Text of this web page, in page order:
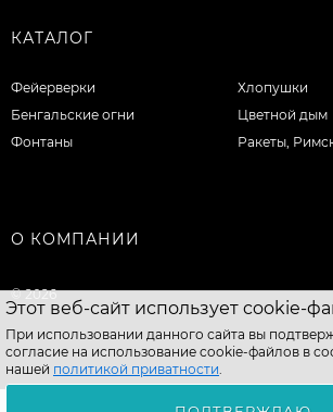
Этот веб-сайт использует cookie-
При использовании данного сайта вы
согласие на использование cookie-файлов в
нашей политикой приватности.
КАТАЛОГ
Фейерверки
Бенгальские огни
Фонтаны
Хлопушки
Цветной дым
Ракеты,
О КОМПАНИИ
© 2026